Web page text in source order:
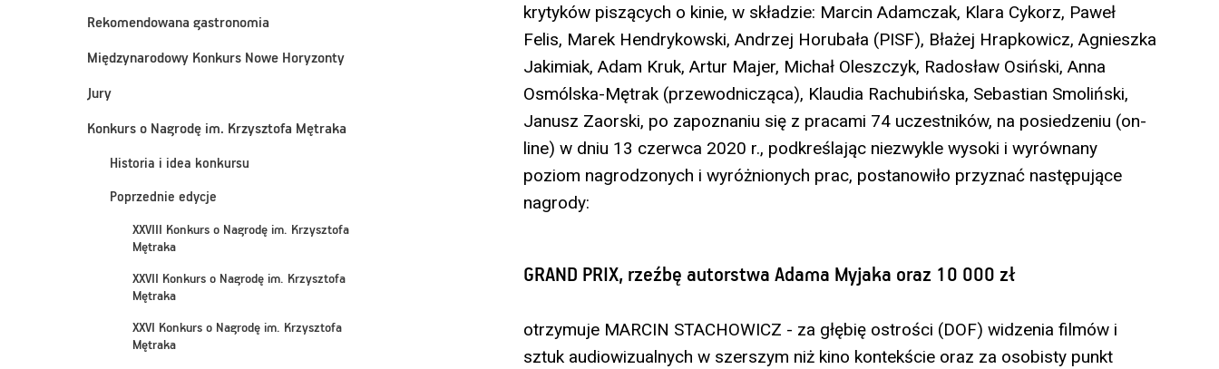
Rekomendowana gastronomia
Międzynarodowy Konkurs Nowe Horyzonty
Jury
Konkurs o Nagrodę im. Krzysztofa Mętraka
Historia i idea konkursu
Poprzednie edycje
XXVIII Konkurs o Nagrodę im. Krzysztofa
Mętraka
XXVII Konkurs o Nagrodę im. Krzysztofa
Mętraka
XXVI Konkurs o Nagrodę im. Krzysztofa
Mętraka
krytyków piszących o kinie, w składzie: Marcin Adamczak, Klara Cykorz, Paweł
Felis, Marek Hendrykowski, Andrzej Horubała (PISF), Błażej Hrapkowicz, Agnieszka
Jakimiak, Adam Kruk, Artur Majer, Michał Oleszczyk, Radosław Osiński, Anna
Osmólska-Mętrak (przewodnicząca), Klaudia Rachubińska, Sebastian Smoliński,
Janusz Zaorski, po zapoznaniu się z pracami 74 uczestników, na posiedzeniu (on-
line) w dniu 13 czerwca 2020 r., podkreślając niezwykle wysoki i wyrównany
poziom nagrodzonych i wyróżnionych prac, postanowiło przyznać następujące
nagrody:
GRAND PRIX, rzeźbę autorstwa Adama Myjaka oraz 10 000 zł
otrzymuje MARCIN STACHOWICZ - za głębię ostrości (DOF) widzenia filmów i
sztuk audiowizualnych w szerszym niż kino kontekście oraz za osobisty punkt